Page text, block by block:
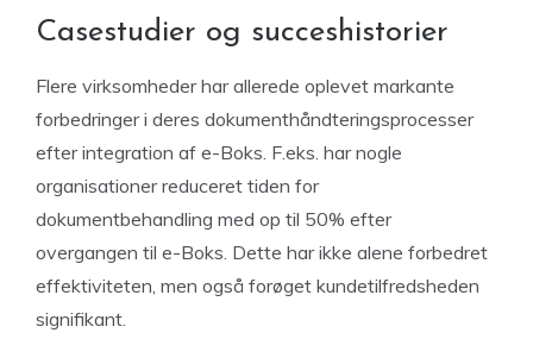
Casestudier og succeshistorier
Flere virksomheder har allerede oplevet markante
forbedringer i deres dokumenthåndteringsprocesser
efter integration af e-Boks. F.eks. har nogle
organisationer reduceret tiden for
dokumentbehandling med op til 50% efter
overgangen til e-Boks. Dette har ikke alene forbedret
effektiviteten, men også forøget kundetilfredsheden
signifikant.